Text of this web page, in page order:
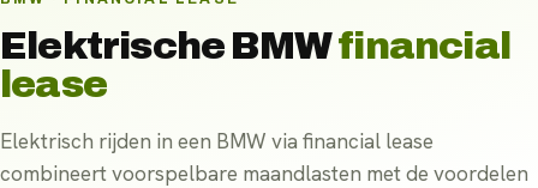
Elektrische BMWfinancial
lease
Elektrisch rijden in een BMW via financial lease
combineert voorspelbare maandlasten met de voordelen